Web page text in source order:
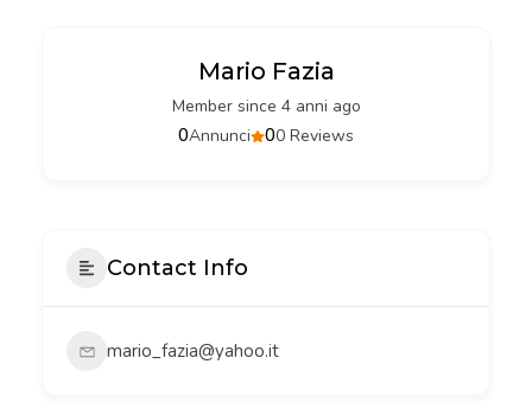
Mario Fazia
Member since 4 anni ago
00 Reviews
0Annunci
Contact Info
mario_fazia@yahoo.it